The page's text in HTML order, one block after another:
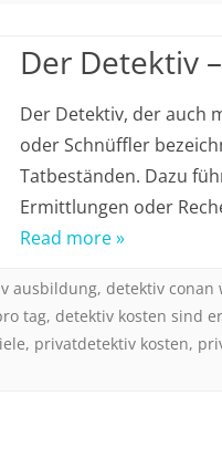
Der Detektiv
Der Detektiv, der auch
oder Schnüffler
Tatbeständen. Dazu
Ermittlungen oder
Read more »
ausbildung, detektiv conan
tag, detektiv kosten sind
, privatdetektiv kosten,